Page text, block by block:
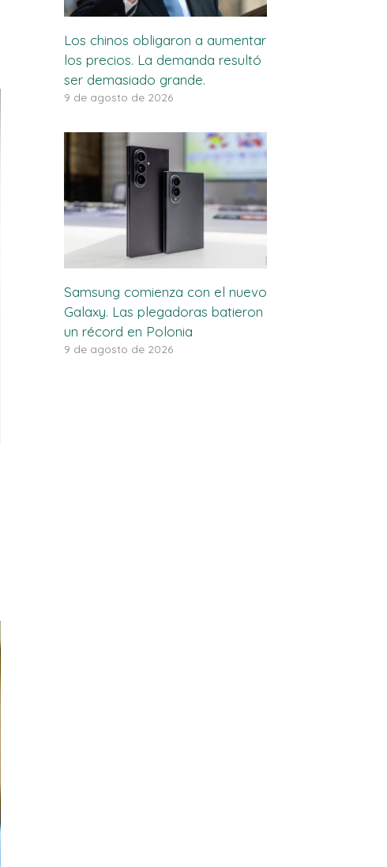
Los chinos obligaron a aumentar
los precios. La demanda resultó
ser demasiado grande.
9 de agosto de 2026
Samsung comienza con el nuevo
Galaxy. Las plegadoras batieron
un récord en Polonia
9 de agosto de 2026